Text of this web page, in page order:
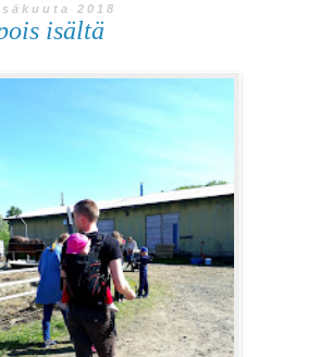
2018
isältä